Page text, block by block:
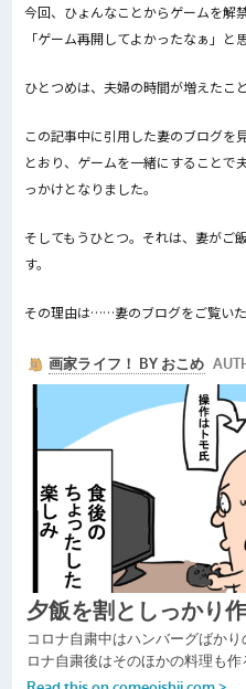
今回、ひょんなことからゲームを解
「ゲーム再開してよかったなぁ」と
ひとつめは、夫婦の時間が増えたこと
この記事中に引用した妻のブログを
とおり、ゲームを一緒にすることで
っかけとなりました。
そしてもうひとつ。それは、妻がご
す。
その理由は……妻のブログをご覧いた